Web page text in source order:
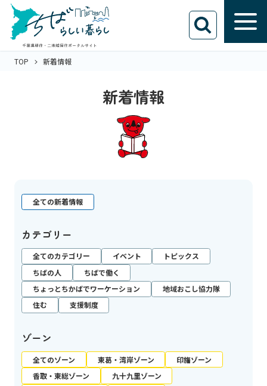
TOP 新着情報
新着情報
全ての新着情報
カテゴリー
全てのカテゴリー イベント
トピックス
ちばの人
ちばで働く
ちょっとちかばでワーケーション
地域おこし協力隊
住む
支援制度
ゾーン
全てのゾーン 東葛・湾岸ゾーン
印旛ゾーン
香取・東総ゾーン
九十九里ゾーン